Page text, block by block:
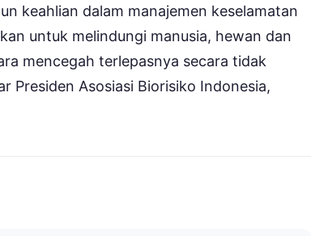
keahlian dalam manajemen keselamatan
untuk melindungi manusia, hewan dan
mencegah terlepasnya secara tidak
Presiden Asosiasi Biorisiko Indonesia,